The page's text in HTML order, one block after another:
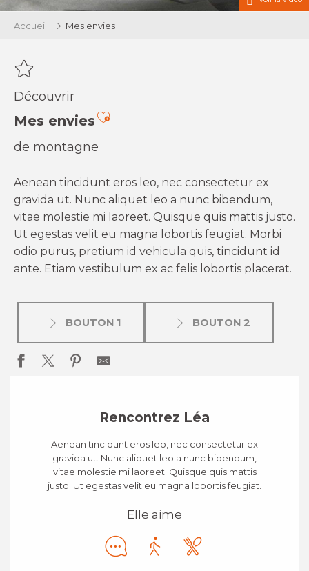
Accueil Mes envies
Découvrir
Mes enviesAjouter aux favoris
de montagne
Aenean tincidunt eros leo, nec consectetur ex
gravida ut. Nunc aliquet leo a nunc bibendum,
vitae molestie mi laoreet. Quisque quis mattis justo.
Ut egestas velit eu magna lobortis feugiat. Morbi
odio purus, pretium id vehicula quis, tincidunt id
ante. Etiam vestibulum ex ac felis lobortis placerat.
BOUTON 1 BOUTON 2
Rencontrez Léa
Aenean tincidunt eros leo, nec consectetur ex
gravida ut. Nunc aliquet leo a nunc bibendum,
vitae molestie mi laoreet. Quisque quis mattis
justo. Ut egestas velit eu magna lobortis feugiat.
Elle aime